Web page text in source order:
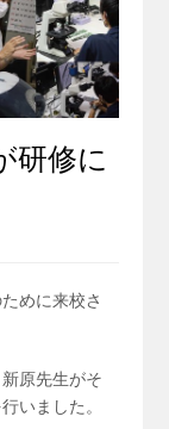
研修に
めに来校さ
原先生がそ
いました。